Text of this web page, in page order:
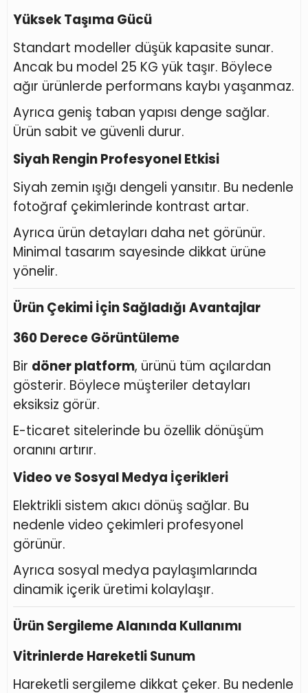
Yüksek Taşıma Gücü
Standart modeller düşük kapasite sunar.
Ancak bu model 25 KG yük taşır. Böylece
ağır ürünlerde performans kaybı yaşanmaz.
Ayrıca geniş taban yapısı denge sağlar.
Ürün sabit ve güvenli durur.
Siyah Rengin Profesyonel Etkisi
Siyah zemin ışığı dengeli yansıtır. Bu nedenle
fotoğraf çekimlerinde kontrast artar.
Ayrıca ürün detayları daha net görünür.
Minimal tasarım sayesinde dikkat ürüne
yönelir.
Ürün Çekimi İçin Sağladığı Avantajlar
360 Derece Görüntüleme
Bir döner platform, ürünü tüm açılardan
gösterir. Böylece müşteriler detayları
eksiksiz görür.
E-ticaret sitelerinde bu özellik dönüşüm
oranını artırır.
Video ve Sosyal Medya İçerikleri
Elektrikli sistem akıcı dönüş sağlar. Bu
nedenle video çekimleri profesyonel
görünür.
Ayrıca sosyal medya paylaşımlarında
dinamik içerik üretimi kolaylaşır.
Ürün Sergileme Alanında Kullanımı
Vitrinlerde Hareketli Sunum
Hareketli sergileme dikkat çeker. Bu nedenle